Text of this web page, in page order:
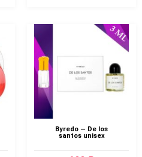
Byredo — De los
santos unisex